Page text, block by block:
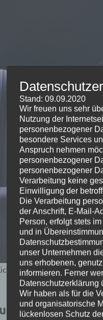
in
Stand: 09.09.2020
Wir freuen uns sehr
Nutzung der
personenbezogener
besondere Services
Anspruch nehmen
personenbezogener
personenbezogener
Verarbeitung keine
Einwilligung der
Die Verarbeitung
der Anschrift, E-Mail-
Person, erfolgt stets
und in
unser Unternehmen
uns erhobenen,
informieren. Ferner
Datenschutzerklärung
Wir haben als für die
und organisatorische
lückenlosen Schutz